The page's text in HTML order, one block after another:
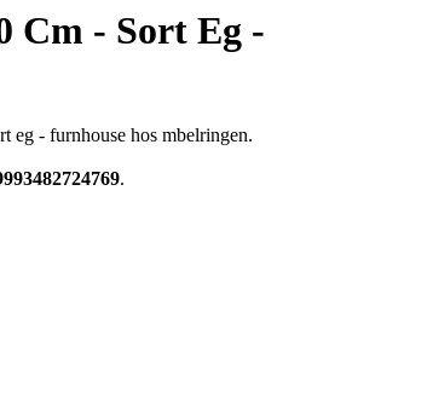
Cm - Sort Eg -
eg - furnhouse hos mbelringen.
.